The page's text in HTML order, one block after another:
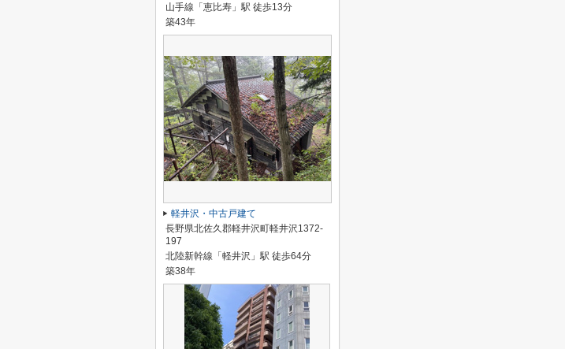
山手線「恵比寿」駅 徒歩13分
築43年
軽井沢・中古戸建て
長野県北佐久郡軽井沢町軽井沢1372-
197
北陸新幹線「軽井沢」駅 徒歩64分
築38年